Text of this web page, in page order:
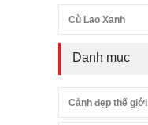
Cù Lao Xanh
Danh mục
Cảnh đẹp thế giới